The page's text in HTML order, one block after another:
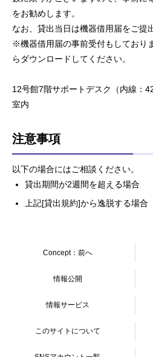
をお勧めします。
なお、貸出当日は機器借用届をご提
※機器借用届の事前受付もしており
らダウンロードしてください。
12号館7階サポートデスク（内線
室内
注意事項
以下の場合にはご相談ください。
貸出期間が2週間を超える場合
上記[貸出規約]から逸脱する場合
Concept：前へ
情報公開
情報サービス
このサイトについて